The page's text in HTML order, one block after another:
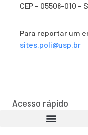
CEP – 05508-010 –
Para reportar um
sites.poli@usp.br
Acesso rápido